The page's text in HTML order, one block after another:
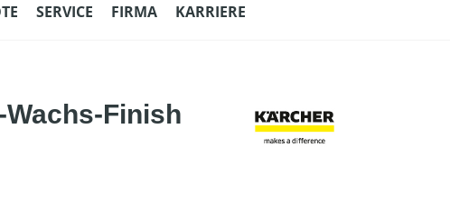
SERVICE FIRMA KARRIERE
Finish